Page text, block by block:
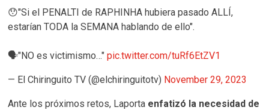
😯"Si el PENALTI de RAPHINHA hubiera pasado ALLÍ,
estarían TODA la SEMANA hablando de ello".
🗣️"NO es victimismo…"pic.twitter.com/tuRf6EtZV1
— El Chiringuito TV (@elchiringuitotv) November 29, 2023
Ante los próximos retos, Laporta enfatizó la necesidad de